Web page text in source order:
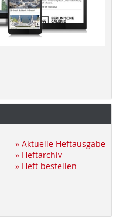
» Aktuelle Heftausgabe
» Heftarchiv
» Heft bestellen